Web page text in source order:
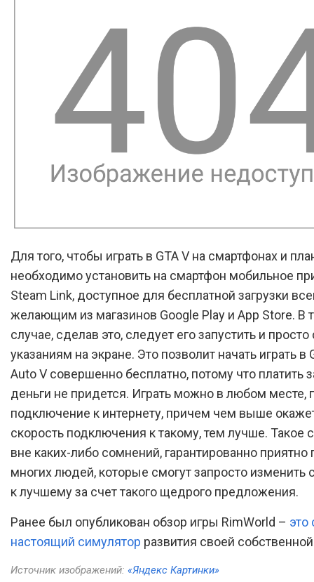
Для того, чтобы играть в GTA V на смартфонах и
необходимо установить на смартфон мобильное
Steam Link, доступное для бесплатной загрузки
желающим из магазинов Google Play и App Store. В
случае, сделав это, следует его запустить и
указаниям на экране. Это позволит начать играть в
Auto V совершенно бесплатно, потому что платить
деньги не придется. Играть можно в любом месте,
подключение к интернету, причем чем выше
скорость подключения к такому, тем лучше. Такое
вне каких-либо сомнений, гарантированно приятно
многих людей, которые смогут запросто изменить
к лучшему за счет такого щедрого предложения.
Ранее был опубликован обзор игры RimWorld –
настоящий симулятор развития своей
Источник изображений: «Яндекс Картинки»